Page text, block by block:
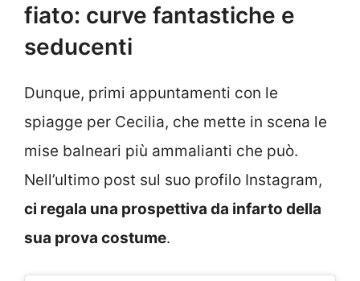
fiato: curve fantastiche e
seducenti
Dunque, primi appuntamenti con le
spiagge per Cecilia, che mette in scena le
mise balneari più ammalianti che può.
Nell’ultimo post sul suo profilo Instagram,
ci regala una prospettiva da infarto della
sua prova costume.